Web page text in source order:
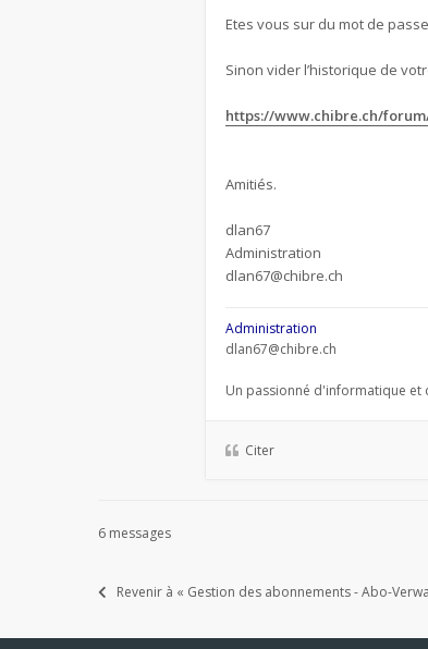
Etes vous sur du mot de passe
Sinon vider l’historique de
https://www.chibre.ch/
Amitiés.
dlan67
Administration
dlan67@chibre.ch
Administration
dlan67@chibre.ch
Un passionné d'informatique et
Citer
6 messages
Revenir à « Gestion des abonnements - Abo-